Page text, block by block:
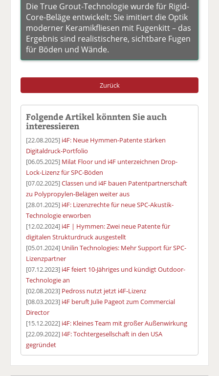
Die True Grout-Technologie wurde für Rigid-
Core-Beläge entwickelt: Sie imitiert die Optik
moderner Keramikfliesen mit Fugenkitt – das
Ergebnis sind realistischere, sichtbare Fugen
für Böden und Wände.
Zurück
Folgende Artikel könnten Sie auch
interessieren
[22.08.2025] i4F: Neue Hymmen-Patente stärken
Digitaldruck-Portfolio
[06.05.2025] Milat Floor und i4F unterzeichnen Drop-
Lock-Lizenz für SPC-Böden
[07.02.2025]Classen und i4F bauen Patentpartnerschaft
zu Polypropylen-Belägen weiter aus
[28.01.2025] i4F: Lizenzrechte für neue SPC-Akustik-
Technologie erworben
[12.02.2024] i4F | Hymmen: Zwei neue Patente für
digitalen Strukturdruck ausgestellt
[05.01.2024] Unilin Technologies: Mehr Support für SPC-
Lizenzpartner
[07.12.2023] i4F feiert 10-Jähriges und kündigt Outdoor-
Technologie an
[02.08.2023] Pedross nutzt jetzt i4F-Lizenz
[08.03.2023] i4F beruft Julie Pageot zum Commercial
Director
[15.12.2022] i4F: Kleines Team mit großer Außenwirkung
[22.09.2022] I4F: Tochtergesellschaft in den USA
gegründet